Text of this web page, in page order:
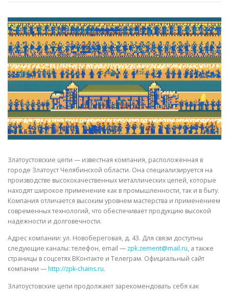
СВОЙСТВА МЕТАЛЛОВ СОРТА МЕТАЛЛОВ
СТАТЬИ
Златоустовские цепи — известная компания, расположенная в
городе Златоуст Челябинской области. Она специализируется на
производстве высококачественных металлических цепей, которые
находят широкое применение как в промышленности, так и в быту.
Компания отличается высоким уровнем мастерства и применением
современных технологий, что обеспечивает продукцию высокой
надежности и долговечности.
Адрес компании: ул. Новобереговая, д. 43. Для связи доступны
следующие каналы: телефон, email — zpk.zement@mail.ru, а также
страницы в соцсетях ВКонтакте и Телеграм. Официальный сайт
компании —http://zpk-chains.ru.
Златоустовские цепи продолжают зарекомендовать себя как